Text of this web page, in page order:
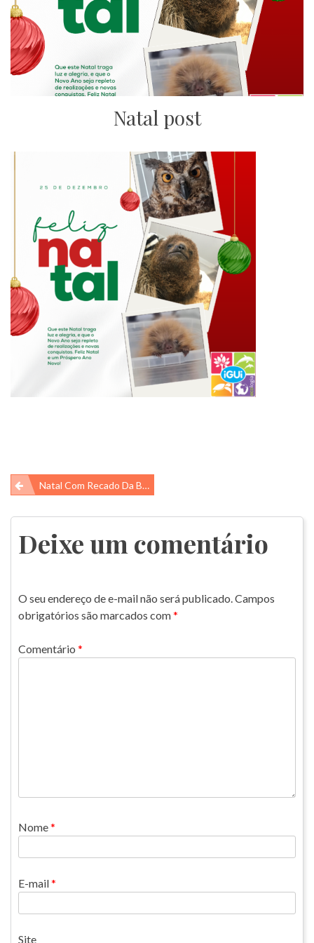
Natal post
Navegação
de
Post
Natal Com Recado Da Bicharada…
Deixe um comentário
O seu endereço de e-mail não será publicado.Campos
obrigatórios são marcados com*
Comentário *
Nome*
E-mail*
Site